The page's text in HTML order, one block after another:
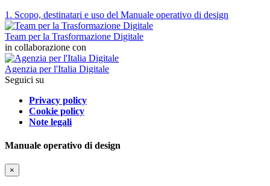
1. Scopo, destinatari e uso del Manuale operativo di design
Team per la Trasformazione Digitale
in collaborazione con
Agenzia per l'Italia Digitale
Seguici su
Privacy policy
Cookie policy
Note legali
Manuale operativo di design
×